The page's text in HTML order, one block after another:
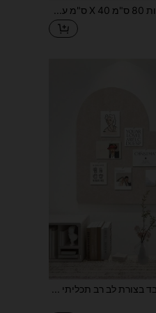
1 יחידות לוח לבד בצורת לב רב תכליתי למשרד ביתי קיר תמונה לוח תזכיר לוח שעם לוח פין לוח חזון עם גיבוי דביק קל משקל נייד לשימוש יומיומי